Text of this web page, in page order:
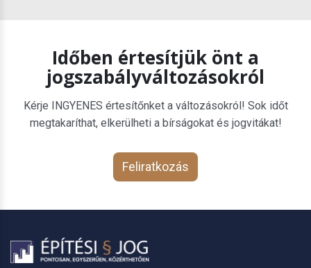
Időben értesítjük önt a
jogszabályváltozásokról
Kérje INGYENES értesítőnket a változásokról! Sok időt
megtakaríthat, elkerülheti a bírságokat és jogvitákat!
Feliratkozás